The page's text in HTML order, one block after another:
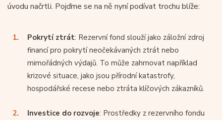
úvodu načrtli. Pojďme se na ně nyní podívat trochu blíže:
Pokrytí ztrát: Rezervní fond slouží jako záložní zdroj
financí pro pokrytí neočekávaných ztrát nebo
mimořádných výdajů. To může zahrnovat například
krizové situace, jako jsou přírodní katastrofy,
hospodářské recese nebo ztráta klíčových zákazníků.
Investice do rozvoje: Prostředky z rezervního fondu